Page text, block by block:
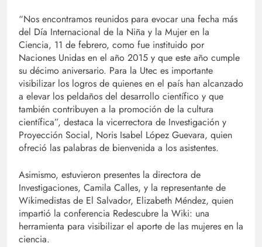
“Nos encontramos reunidos para evocar una fecha más
del Día Internacional de la Niña y la Mujer en la
Ciencia, 11 de febrero, como fue instituido por
Naciones Unidas en el año 2015 y que este año cumple
su décimo aniversario. Para la Utec es importante
visibilizar los logros de quienes en el país han alcanzado
a elevar los peldaños del desarrollo científico y que
también contribuyen a la promoción de la cultura
científica”, destaca la vicerrectora de Investigación y
Proyección Social, Noris Isabel López Guevara, quien
ofreció las palabras de bienvenida a los asistentes.
Asimismo, estuvieron presentes la directora de
Investigaciones, Camila Calles, y la representante de
Wikimedistas de El Salvador, Elizabeth Méndez, quien
impartió la conferencia Redescubre la Wiki: una
herramienta para visibilizar el aporte de las mujeres en la
ciencia.